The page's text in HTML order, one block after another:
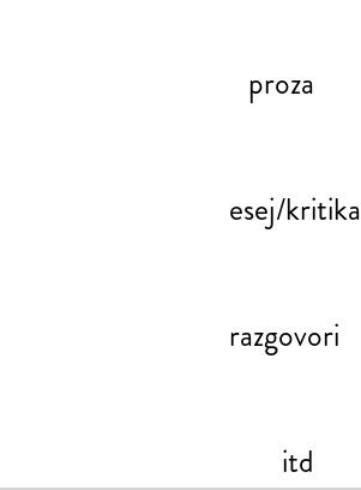
proza
esej/kritika
razgovori
itd